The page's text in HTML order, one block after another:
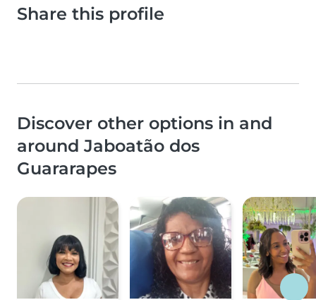
Share this profile
Discover other options in and
around Jaboatão dos
Guararapes